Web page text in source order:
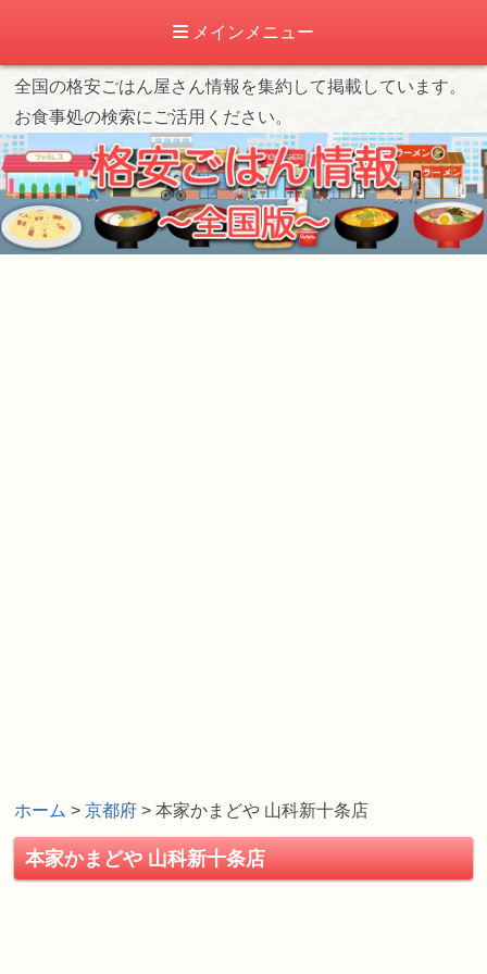
メインメニュー
全国の格安ごはん屋さん情報を集約して掲載しています。
お食事処の検索にご活用ください。
ホーム >京都府 > 本家かまどや 山科新十条店
本家かまどや 山科新十条店